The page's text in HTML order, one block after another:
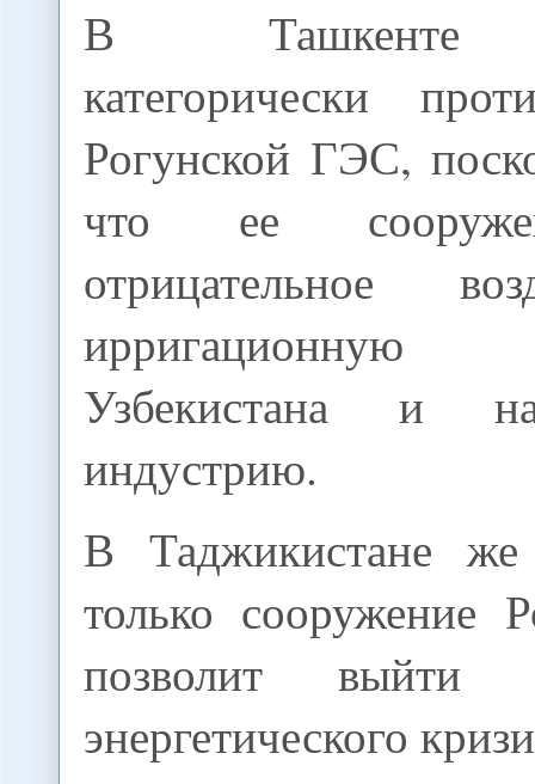
В Ташкенте
категорически
Рогунской ГЭС,
что ее
отрицательное
Узбекистана и
индустрию.
В Таджикистане
только сооружение
позволит выйти
энергетического